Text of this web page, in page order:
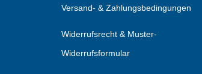
Versand- & Zahlungsbedingungen
Widerrufsrecht & Muster-
Widerrufsformular